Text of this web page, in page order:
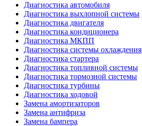
Диагностика автомобиля
Диагностика выхлопной системы
Диагностика двигателя
Диагностика кондиционера
Диагностика МКПП
Диагностика системы охлаждения
Диагностика стартера
Диагностика топливной системы
Диагностика тормозной системы
Диагностика турбины
Диагностика ходовой
Замена амортизаторов
Замена антифриза
Замена бампера